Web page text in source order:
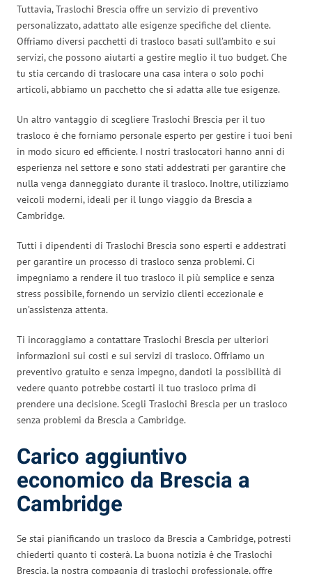
Tuttavia, Traslochi Brescia offre un servizio di preventivo
personalizzato, adattato alle esigenze specifiche del cliente.
Offriamo diversi pacchetti di trasloco basati sull’ambito e sui
servizi, che possono aiutarti a gestire meglio il tuo budget. Che
tu stia cercando di traslocare una casa intera o solo pochi
articoli, abbiamo un pacchetto che si adatta alle tue esigenze.
Un altro vantaggio di scegliere Traslochi Brescia per il tuo
trasloco è che forniamo personale esperto per gestire i tuoi beni
in modo sicuro ed efficiente. I nostri traslocatori hanno anni di
esperienza nel settore e sono stati addestrati per garantire che
nulla venga danneggiato durante il trasloco. Inoltre, utilizziamo
veicoli moderni, ideali per il lungo viaggio da Brescia a
Cambridge.
Tutti i dipendenti di Traslochi Brescia sono esperti e addestrati
per garantire un processo di trasloco senza problemi. Ci
impegniamo a rendere il tuo trasloco il più semplice e senza
stress possibile, fornendo un servizio clienti eccezionale e
un’assistenza attenta.
Ti incoraggiamo a contattare Traslochi Brescia per ulteriori
informazioni sui costi e sui servizi di trasloco. Offriamo un
preventivo gratuito e senza impegno, dandoti la possibilità di
vedere quanto potrebbe costarti il tuo trasloco prima di
prendere una decisione. Scegli Traslochi Brescia per un trasloco
senza problemi da Brescia a Cambridge.
Carico aggiuntivo
economico da Brescia a
Cambridge
Se stai pianificando un trasloco da Brescia a Cambridge, potresti
chiederti quanto ti costerà. La buona notizia è che Traslochi
Brescia, la nostra compagnia di traslochi professionale, offre